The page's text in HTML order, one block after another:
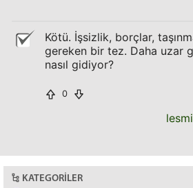
Kötü. İşsizlik, borçlar,
gereken bir tez. Daha uzar
nasıl gidiyor?
0
KATEGORILER